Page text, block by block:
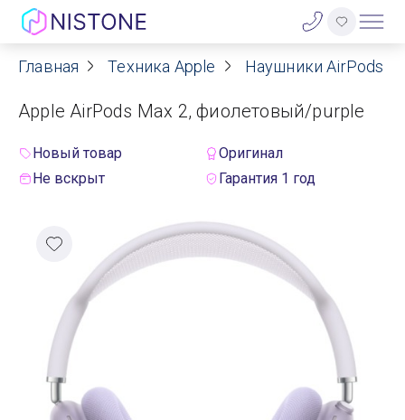
Акции
О нас
Реквизиты
Контакты
Оплата
Главная Техника Apple Наушники AirPods
Apple AirPods Max 2, фиолетовый/purple
Новый товар
Оригинал
Не вскрыт
Гарантия 1 год